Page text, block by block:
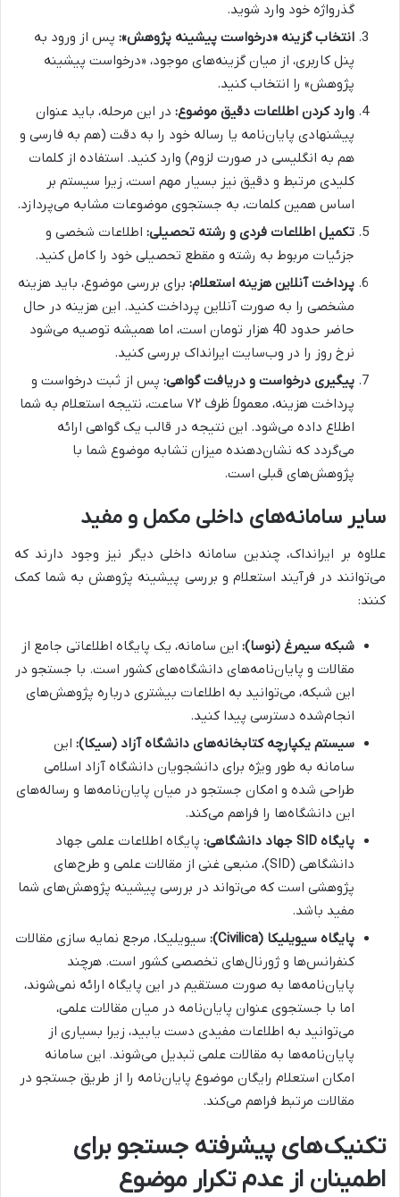
گذرواژه خود وارد شوید.
انتخاب گزینه «درخواست پیشینه پژوهش»: پس از ورود به
پنل کاربری، از میان گزینه‌های موجود، «درخواست پیشینه
پژوهش» را انتخاب کنید.
وارد کردن اطلاعات دقیق موضوع: در این مرحله، باید عنوان
پیشنهادی پایان‌نامه یا رساله خود را به دقت (هم به فارسی و
هم به انگلیسی در صورت لزوم) وارد کنید. استفاده از کلمات
کلیدی مرتبط و دقیق نیز بسیار مهم است، زیرا سیستم بر
اساس همین کلمات، به جستجوی موضوعات مشابه می‌پردازد.
تکمیل اطلاعات فردی و رشته تحصیلی: اطلاعات شخصی و
جزئیات مربوط به رشته و مقطع تحصیلی خود را کامل کنید.
پرداخت آنلاین هزینه استعلام: برای بررسی موضوع، باید هزینه
مشخصی را به صورت آنلاین پرداخت کنید. این هزینه در حال
حاضر حدود 40 هزار تومان است، اما همیشه توصیه می‌شود
نرخ روز را در وب‌سایت ایرانداک بررسی کنید.
پیگیری درخواست و دریافت گواهی: پس از ثبت درخواست و
پرداخت هزینه، معمولاً ظرف ۷۲ ساعت، نتیجه استعلام به شما
اطلاع داده می‌شود. این نتیجه در قالب یک گواهی ارائه
می‌گردد که نشان‌دهنده میزان تشابه موضوع شما با
پژوهش‌های قبلی است.
سایر سامانه‌های داخلی مکمل و مفید
علاوه بر ایرانداک، چندین سامانه داخلی دیگر نیز وجود دارند که
می‌توانند در فرآیند استعلام و بررسی پیشینه پژوهش به شما کمک
کنند:
شبکه سیمرغ (نوسا): این سامانه، یک پایگاه اطلاعاتی جامع از
مقالات و پایان‌نامه‌های دانشگاه‌های کشور است. با جستجو در
این شبکه، می‌توانید به اطلاعات بیشتری درباره پژوهش‌های
انجام‌شده دسترسی پیدا کنید.
سیستم یکپارچه کتابخانه‌های دانشگاه آزاد (سیکا): این
سامانه به طور ویژه برای دانشجویان دانشگاه آزاد اسلامی
طراحی شده و امکان جستجو در میان پایان‌نامه‌ها و رساله‌های
این دانشگاه‌ها را فراهم می‌کند.
پایگاه SID جهاد دانشگاهی:
پایگاه اطلاعات علمی جهاد
دانشگاهی (SID)، منبعی غنی از مقالات علمی و طرح‌های
پژوهشی است که می‌تواند در بررسی پیشینه پژوهش‌های شما
مفید باشد.
پایگاه سیویلیکا (Civilica):
سیویلیکا، مرجع نمایه سازی مقالات
کنفرانس‌ها و ژورنال‌های تخصصی کشور است. هرچند
پایان‌نامه‌ها به صورت مستقیم در این پایگاه ارائه نمی‌شوند،
اما با جستجوی عنوان پایان‌نامه در میان مقالات علمی،
می‌توانید به اطلاعات مفیدی دست یابید، زیرا بسیاری از
پایان‌نامه‌ها به مقالات علمی تبدیل می‌شوند. این سامانه
امکان استعلام رایگان موضوع پایان‌نامه را از طریق جستجو در
مقالات مرتبط فراهم می‌کند.
تکنیک‌های پیشرفته جستجو برای
اطمینان از عدم تکرار موضوع